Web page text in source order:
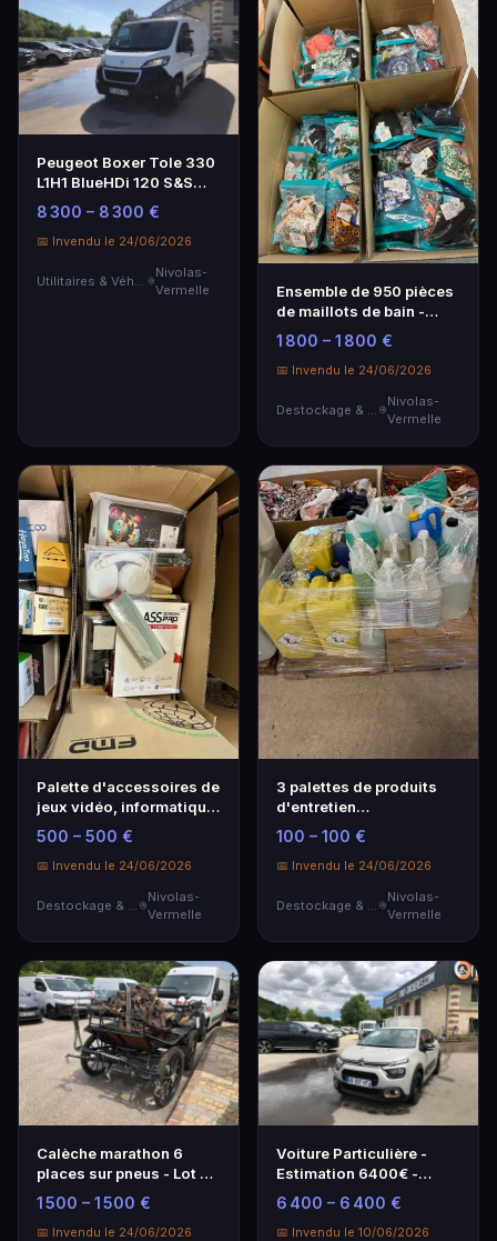
Peugeot Boxer Tole 330
L1H1 BlueHDi 120 S&S
Asphalt - Utilitaire fiable
8 300 – 8 300 €
📅 Invendu le 24/06/2026
Utilitaires & Véhicules de Société
Nivolas-
Vermelle
Ensemble de 950 pièces
de maillots de bain -
Destockage
1 800 – 1 800 €
📅 Invendu le 24/06/2026
Nivolas-
Vermelle
Palette d'accessoires de
jeux vidéo, informatique
et téléphonie
500 – 500 €
📅 Invendu le 24/06/2026
Nivolas-
Vermelle
3 palettes de produits
d'entretien
professionnel - Lot de
déstockage
100 – 100 €
📅 Invendu le 24/06/2026
Nivolas-
Vermelle
Calèche marathon 6
places sur pneus - Lot de
loisirs
1 500 – 1 500 €
📅 Invendu le 24/06/2026
Voiture Particulière -
Estimation 6400€ -
Bonne Affaire à Saisir
6 400 – 6 400 €
📅 Invendu le 10/06/2026